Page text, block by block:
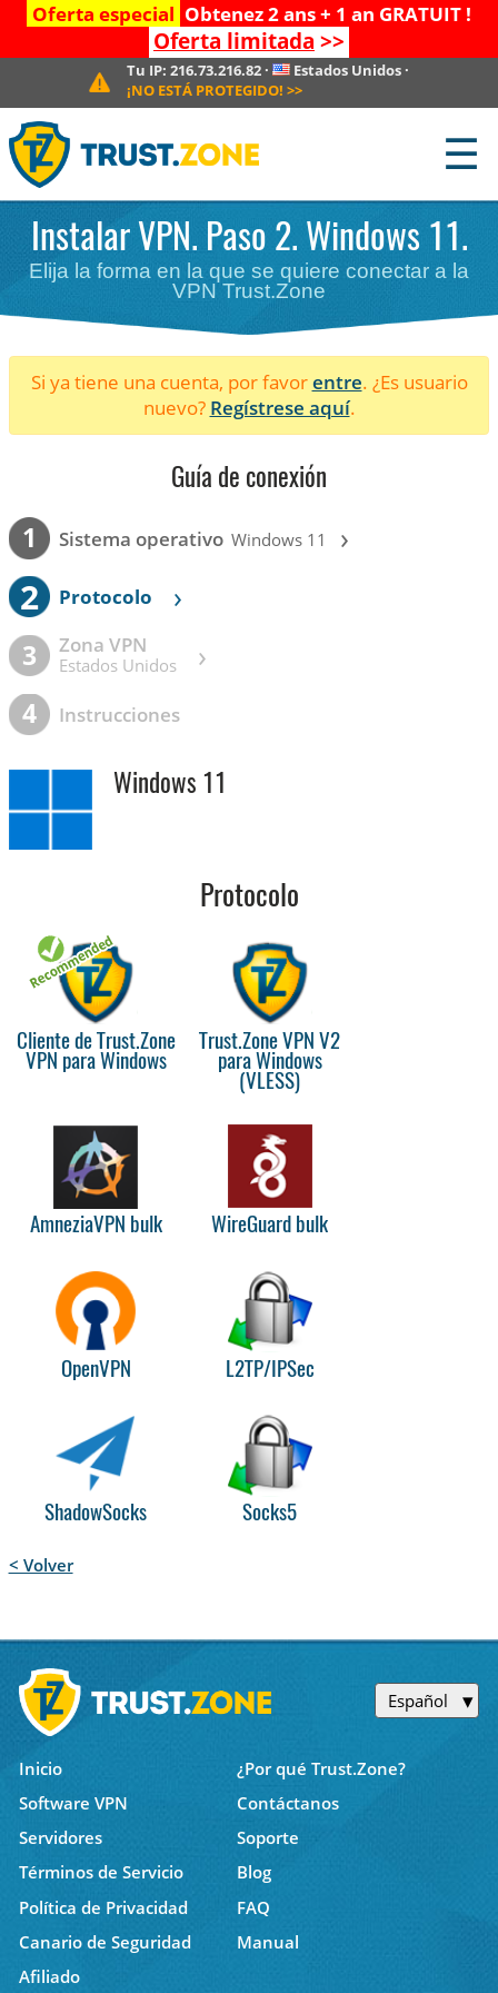
Oferta especial Obtenez 2 ans + 1 an GRATUIT !
Oferta limitada >>
Tu IP:216.73.216.82 · Estados Unidos·
¡NO ESTÁ PROTEGIDO! >>
☰
Instalar VPN. Paso 2. Windows 11.
Elija la forma en la que se quiere conectar a la
VPN Trust.Zone
Si ya tiene una cuenta, por favorentre. ¿Es usuario
nuevo? Regístrese aquí.
Guía de conexión
1 Sistema operativo Windows 11 ›
2 Protocolo ›
3 Zona VPN
Estados Unidos ›
4 Instrucciones
Windows 11
Protocolo
Cliente de Trust.Zone
VPN para Windows
Trust.Zone VPN V2
para Windows
(VLESS)
AmneziaVPN bulk WireGuard bulk
OpenVPN L2TP/IPSec
ShadowSocks Socks5
< Volver
Español
Inicio
¿Por qué Trust.Zone?
Software VPN
Contáctanos
Servidores
Soporte
Términos de Servicio
Blog
Política de Privacidad
FAQ
Canario de Seguridad
Manual
Afiliado